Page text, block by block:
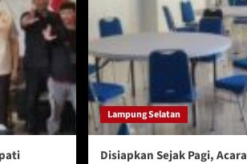
Lampung Selatan
Disiapkan Sejak Pagi, Acara